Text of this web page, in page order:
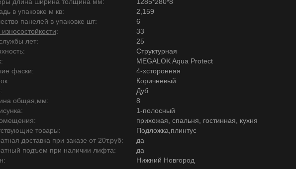
в упаковке м кв:
2,159
панелей в упаковке шт:
6
:
33
лет:
25
Структурная
MEGALOK Aqua Protect
фаски:
4-хсторонняя
Коричневый
Дуб
общая,мм:
8
1-полосный
прихожая, спальня, гостинная, кухня
товары:
Подложка,плинтус
доставка при заказе от 20т.руб:
да
подъем при наличии лифта:
да
Нижний Новгород